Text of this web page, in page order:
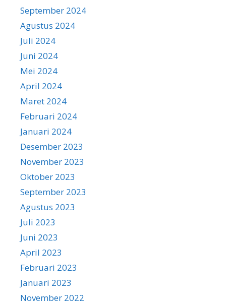
September 2024
Agustus 2024
Juli 2024
Juni 2024
Mei 2024
April 2024
Maret 2024
Februari 2024
Januari 2024
Desember 2023
November 2023
Oktober 2023
September 2023
Agustus 2023
Juli 2023
Juni 2023
April 2023
Februari 2023
Januari 2023
November 2022